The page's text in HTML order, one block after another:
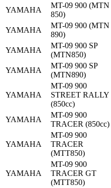
YAMAHA
MT-09 900 (MTN
850)
YAMAHA
MT-09 900 (MTN
890)
YAMAHA
MT-09 900 SP
(MTN850)
YAMAHA
MT-09 900 SP
(MTN890)
YAMAHA
MT-09 900
STREET RALLY
(850cc)
YAMAHA
MT-09 900
TRACER (850cc)
YAMAHA
MT-09 900
TRACER
(MTT850)
YAMAHA
MT-09 900
TRACER GT
(MTT850)